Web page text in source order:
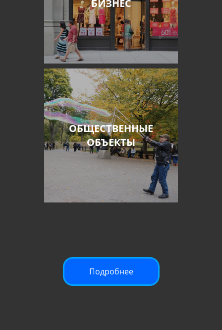
БИЗНЕС
ОБЩЕСТВЕННЫЕ
ОБЪЕКТЫ
Подробнее